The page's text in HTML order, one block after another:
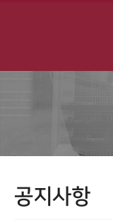
공지사항